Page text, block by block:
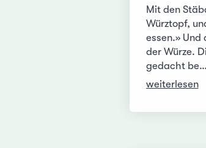
Mit den
Würztopf,
essen.»
der Würze.
gedacht be…
weiterlesen